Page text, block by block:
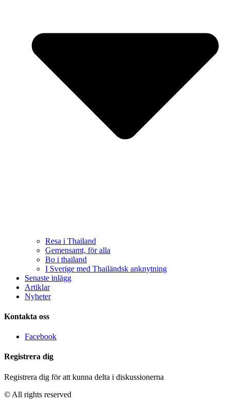
Resa i Thailand
Gemensamt, för alla
Bo i thailand
I Sverige med Thailändsk anknytning
Senaste inlägg
Artiklar
Nyheter
Kontakta oss
Facebook
Registrera dig
Registrera dig för att kunna delta i diskussionerna
© All rights reserved